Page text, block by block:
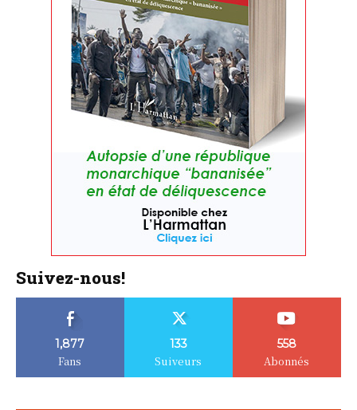
Suivez-nous!
1,877
Fans
133
Suiveurs
558
Abonnés